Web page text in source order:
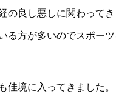
の良し悪しに関わってき
る方が多いのでスポー
佳境に入ってきました。